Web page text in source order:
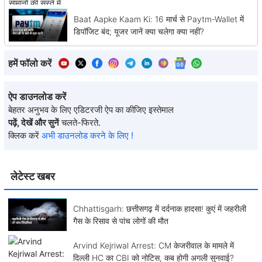
लेटेस्ट खबर
Chhattisgarh: छत्तीसगढ़ में दर्दनाक हादसा! कुएं में जहरीली
गैस के रिसाव से पांच लोगों की मौत
Arvind Kejriwal Arrest: CM केजरीवाल के मामले में
दिल्ली HC का CBI को नोटिस, कब होगी अगली सुनवाई?
Baat Aapke Kaam Ki: 16 मार्च से Paytm-Wallet में
डिपॉजिट बंद; यूजर जानें क्या चलेगा क्या नहीं?
हमें फॉलो करें
ऐप डाउनलोड करें
बेहतर अनुभव के लिए एडिटरजी ऐप का कीजिए इस्तेमाल
पढ़ें, देखें और सुनें चलते-फिरते.
क्लिक करें अभी डाउनलोड करने के लिए !